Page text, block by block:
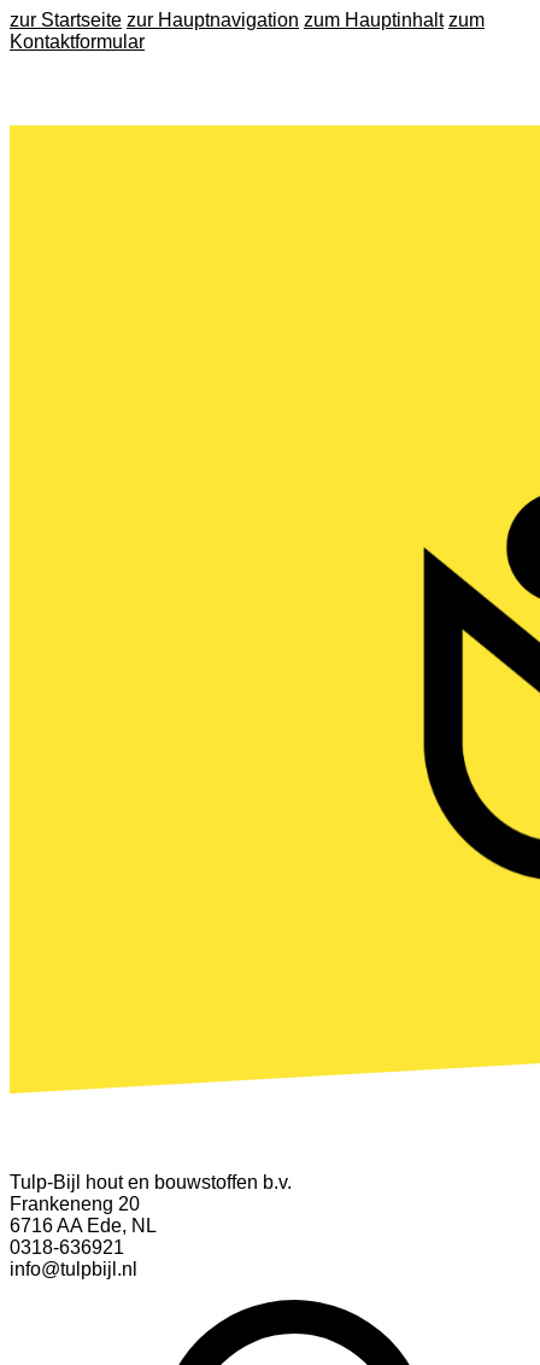
zur Startseite zur Hauptnavigation zum Hauptinhalt zum
Kontaktformular
Tulp-Bijl hout en bouwstoffen b.v.
Frankeneng 20
6716 AA Ede, NL
0318-636921
info@tulpbijl.nl